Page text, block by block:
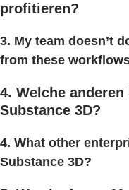
profitieren?
3. My team doesn’t
from these
4. Welche
Substance 3D?
4. What other
Substance 3D?